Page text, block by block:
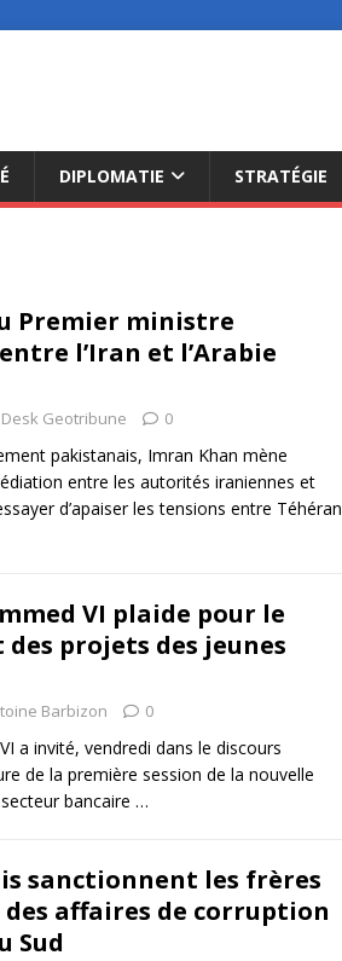
DIPLOMATIE STRATÉGIE
Premier ministre
l’Iran et l’Arabie
Desk Geotribune 0
pakistanais, Imran Khan mène
entre les autorités iraniennes et
d’apaiser les tensions entre Téhéran
VI plaide pour le
projets des jeunes
Barbizon 0
a invité, vendredi dans le discours
de la première session de la nouvelle
bancaire …
sanctionnent les frères
des affaires de corruption
Sud